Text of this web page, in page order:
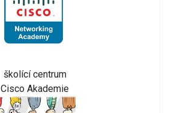
školící centrum
Cisco Akademie